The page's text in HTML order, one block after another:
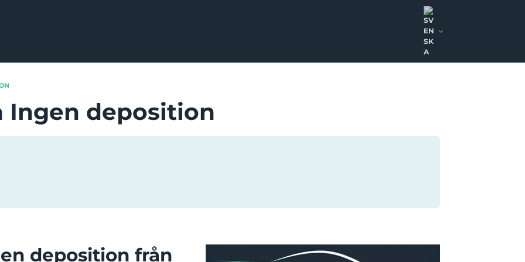
Ingen deposition
deposition från